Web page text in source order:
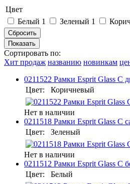
Цвет
Белый 1 Зеленый 1
Сортировать по:
Хит продаж названию новинкам
0211522 Рамки Esprit Glass C
Цвет:
Коричневый
Нет в наличии
0211518 Рамки Esprit Glass C
Цвет:
Зеленый
Нет в наличии
0211512 Рамки Esprit Glass C
Цвет:
Белый